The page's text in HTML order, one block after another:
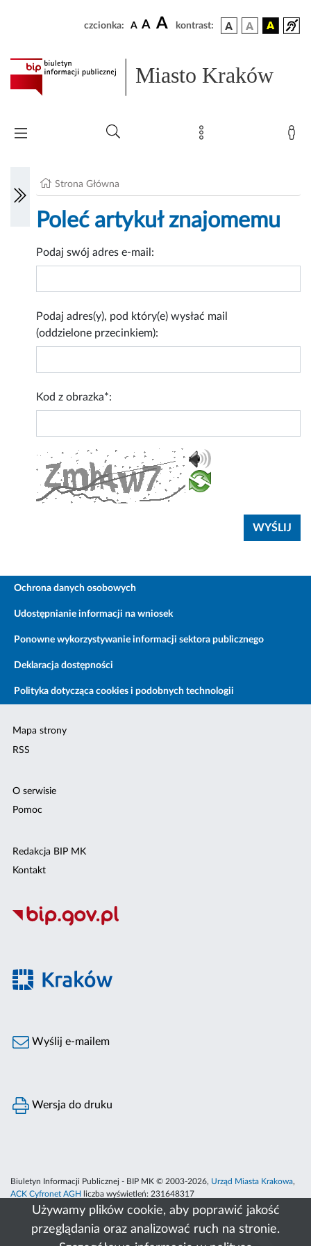
Używamy plików cookie, aby poprawić jakość
przeglądania oraz analizować ruch na stronie.
czcionka: A A A kontrast:
Miasto Kraków
Strona Główna
Poleć artykuł znajomemu
Podaj swój adres e-mail:
Podaj adres(y), pod który(e) wysłać mail
(oddzielone przecinkiem):
Kod z obrazka*:
Ochrona danych osobowych
Udostępnianie informacji na wniosek
Ponowne wykorzystywanie informacji sektora publicznego
Deklaracja dostępności
Polityka dotycząca cookies i podobnych technologii
Mapa strony
RSS
O serwisie
Pomoc
Redakcja BIP MK
Kontakt
Wyślij e-mailem
Wersja do druku
Biuletyn Informacji Publicznej - BIP MK © 2003-2026, Urząd Miasta Krakowa,
ACK Cyfronet AGH
liczba wyświetleń: 231648317